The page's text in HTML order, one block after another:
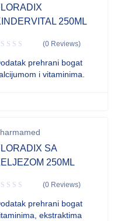
250ML
(0 Reviews)
prehrani bogat
i vitaminima.
SA
250ML
(0 Reviews)
prehrani bogat
ekstraktima